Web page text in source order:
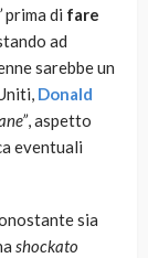
prima di fare
ad
sarebbe un
Donald
, aspetto
eventuali
sia
shockato